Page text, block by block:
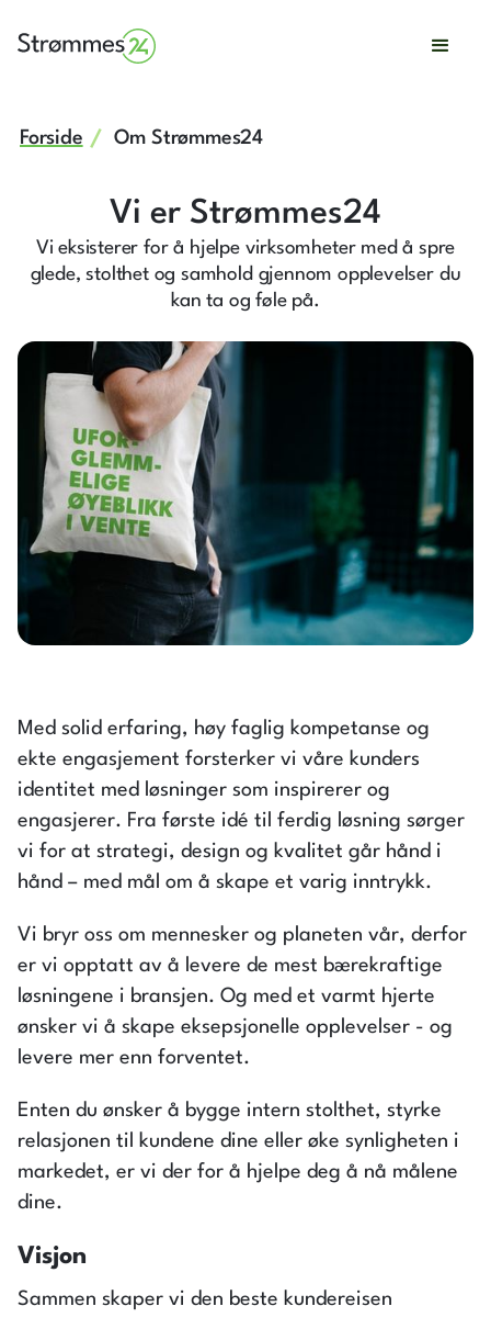
Forside Om Strømmes24
Vi er Strømmes24
Vi eksisterer for å hjelpe virksomheter med å spre
glede, stolthet og samhold gjennom opplevelser du
kan ta og føle på.
Med solid erfaring, høy faglig kompetanse og
ekte engasjement forsterker vi våre kunders
identitet med løsninger som inspirerer og
engasjerer. Fra første idé til ferdig løsning sørger
vi for at strategi, design og kvalitet går hånd i
hånd – med mål om å skape et varig inntrykk.
Vi bryr oss om mennesker og planeten vår, derfor
er vi opptatt av å levere de mest bærekraftige
løsningene i bransjen. Og med et varmt hjerte
ønsker vi å skape eksepsjonelle opplevelser - og
levere mer enn forventet.
Enten du ønsker å bygge intern stolthet, styrke
relasjonen til kundene dine eller øke synligheten i
markedet, er vi der for å hjelpe deg å nå målene
dine.
Visjon
Sammen skaper vi den beste kundereisen